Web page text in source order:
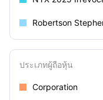
ประเภทผู้ถือหุ้น
Corporation